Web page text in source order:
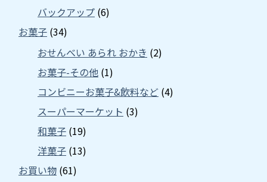
バックアップ (6)
お菓子 (34)
おせんべい あられ おかき (2)
お菓子-その他 (1)
コンビニーお菓子&飲料など (4)
スーパーマーケット (3)
和菓子 (19)
洋菓子 (13)
お買い物 (61)